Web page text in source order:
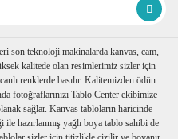
son teknoloji makinalarda kanvas, cam,
kalitede olan resimlerimiz sizler için
renklerde basılır. Kalitemizden ödün
fotoğraflarınızı Tablo Center ekibimize
sağlar. Kanvas tabloların haricinde
ile hazırlanmış yağlı boya tablo sahibi de